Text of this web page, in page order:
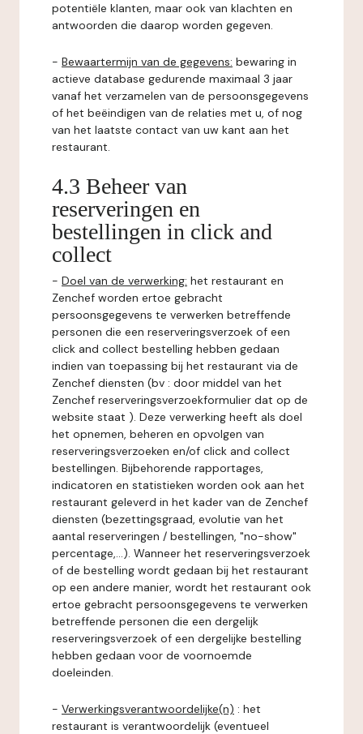
potentiële klanten, maar ook van klachten en
antwoorden die daarop worden gegeven.
- Bewaartermijn van de gegevens: bewaring in
actieve database gedurende maximaal 3 jaar
vanaf het verzamelen van de persoonsgegevens
of het beëindigen van de relaties met u, of nog
van het laatste contact van uw kant aan het
restaurant.
4.3 Beheer van
reserveringen en
bestellingen in click and
collect
- Doel van de verwerking: het restaurant en
Zenchef worden ertoe gebracht
persoonsgegevens te verwerken betreffende
personen die een reserveringsverzoek of een
click and collect bestelling hebben gedaan
indien van toepassing bij het restaurant via de
Zenchef diensten (bv : door middel van het
Zenchef reserveringsverzoekformulier dat op de
website staat ). Deze verwerking heeft als doel
het opnemen, beheren en opvolgen van
reserveringsverzoeken en/of click and collect
bestellingen. Bijbehorende rapportages,
indicatoren en statistieken worden ook aan het
restaurant geleverd in het kader van de Zenchef
diensten (bezettingsgraad, evolutie van het
aantal reserveringen / bestellingen, "no-show"
percentage,...). Wanneer het reserveringsverzoek
of de bestelling wordt gedaan bij het restaurant
op een andere manier, wordt het restaurant ook
ertoe gebracht persoonsgegevens te verwerken
betreffende personen die een dergelijk
reserveringsverzoek of een dergelijke bestelling
hebben gedaan voor de voornoemde
doeleinden.
- Verwerkingsverantwoordelijke(n) : het
restaurant is verantwoordelijk (eventueel